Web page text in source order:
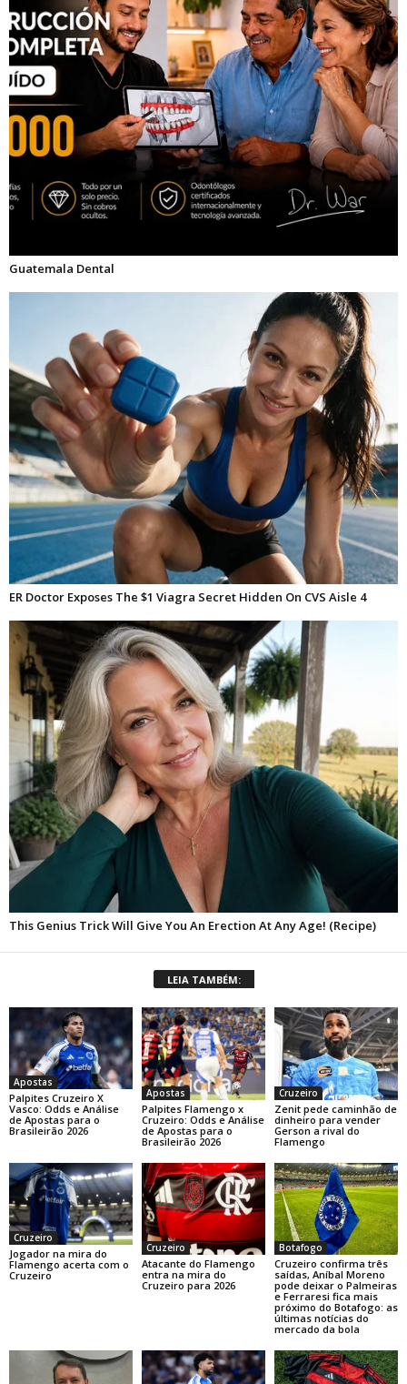
LEIA TAMBÉM:
Apostas
Palpites Cruzeiro X
Vasco: Odds e Análise
de Apostas para o
Brasileirão 2026
Apostas
Palpites Flamengo x
Cruzeiro: Odds e Análise
de Apostas para o
Brasileirão 2026
Cruzeiro
Zenit pede caminhão de
dinheiro para vender
Gerson a rival do
Flamengo
Cruzeiro
Jogador na mira do
Flamengo acerta com o
Cruzeiro
Cruzeiro
Atacante do Flamengo
entra na mira do
Cruzeiro para 2026
Botafogo
Cruzeiro confirma três
saídas, Aníbal Moreno
pode deixar o Palmeiras
e Ferraresi fica mais
próximo do Botafogo: as
últimas notícias do
mercado da bola